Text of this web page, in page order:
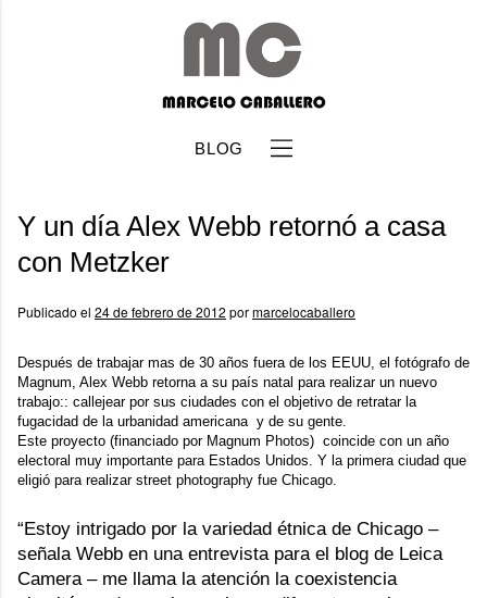
BLOG
Y un día Alex Webb retornó a casa
con Metzker
Publicado el 24 de febrero de 2012 pormarcelocaballero
Después de trabajar mas de 30 años fuera de los EEUU, el fotógrafo de
Magnum, Alex Webb retorna a su país natal para realizar un nuevo
trabajo:: callejear por sus ciudades con el objetivo de retratar la
fugacidad de la urbanidad americana y de su gente.
Este proyecto (financiado por Magnum Photos) coincide con un año
electoral muy importante para Estados Unidos. Y la primera ciudad que
eligió para realizar street photography fue Chicago.
“Estoy intrigado por la variedad étnica de Chicago –
señala Webb en una entrevista para el blog de Leica
Camera– me llama la atención la coexistencia